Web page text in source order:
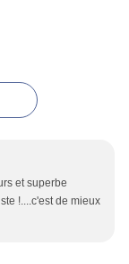
et superbe
!....c'est de mieux